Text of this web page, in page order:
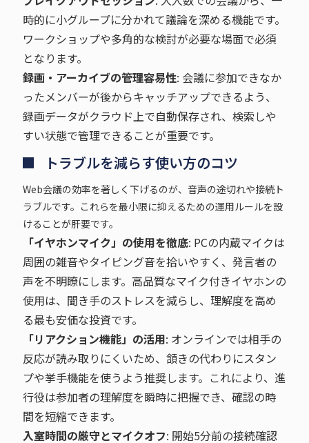
時的に小グループに分かれて議論を深める機能です。
ワークショップや多角的な検討が必要な場面で必須
となります。
録画・アーカイブの管理容易性: 会議に参加できなか
ったメンバーが後からキャッチアップできるよう、
録画データがクラウド上で自動保存され、検索しや
すい状態で管理できることが重要です。
トラブルを減らす使い方のコツ
Web会議の効率を著しく下げるのが、音声の途切れや接続ト
ラブルです。これらを最小限に抑えるための運用ルールを設
けることが肝要です。
「イヤホンマイク」の使用を徹底: PCの内蔵マイクは
周囲の雑音やタイピング音を拾いやすく、発言者の
声を不明瞭にします。高品質なマイク付きイヤホンの
使用は、聞き手のストレスを減らし、理解度を高め
る最も安価な投資です。
「リアクション機能」の活用: オンラインでは相手の
反応が読み取りにくいため、頷きの代わりにスタン
プや挙手機能を使うよう推奨します。これにより、進
行役は参加者の理解度を瞬時に把握でき、確認の時
間を短縮できます。
入室時間の厳守とマイクオフ: 開始5分前の接続確認